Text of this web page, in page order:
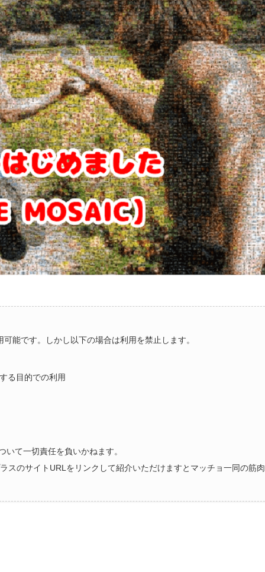
能です。しかし以下の場合は利用を禁止します。
る目的での利用
いて一切責任を負いかねます。
スのサイトURLをリンクして紹介いただけますとマッチョ一同の筋肉